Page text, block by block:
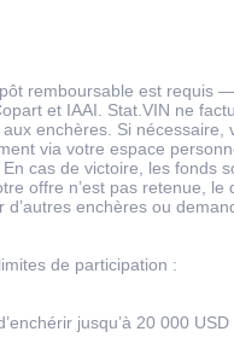
remboursable est requis
et IAAI. Stat.VIN ne
enchères. Si nécessaire,
via votre espace
cas de victoire, les fonds
offre n’est pas retenue,
d’autres enchères ou
de participation :
jusqu’à 20 000